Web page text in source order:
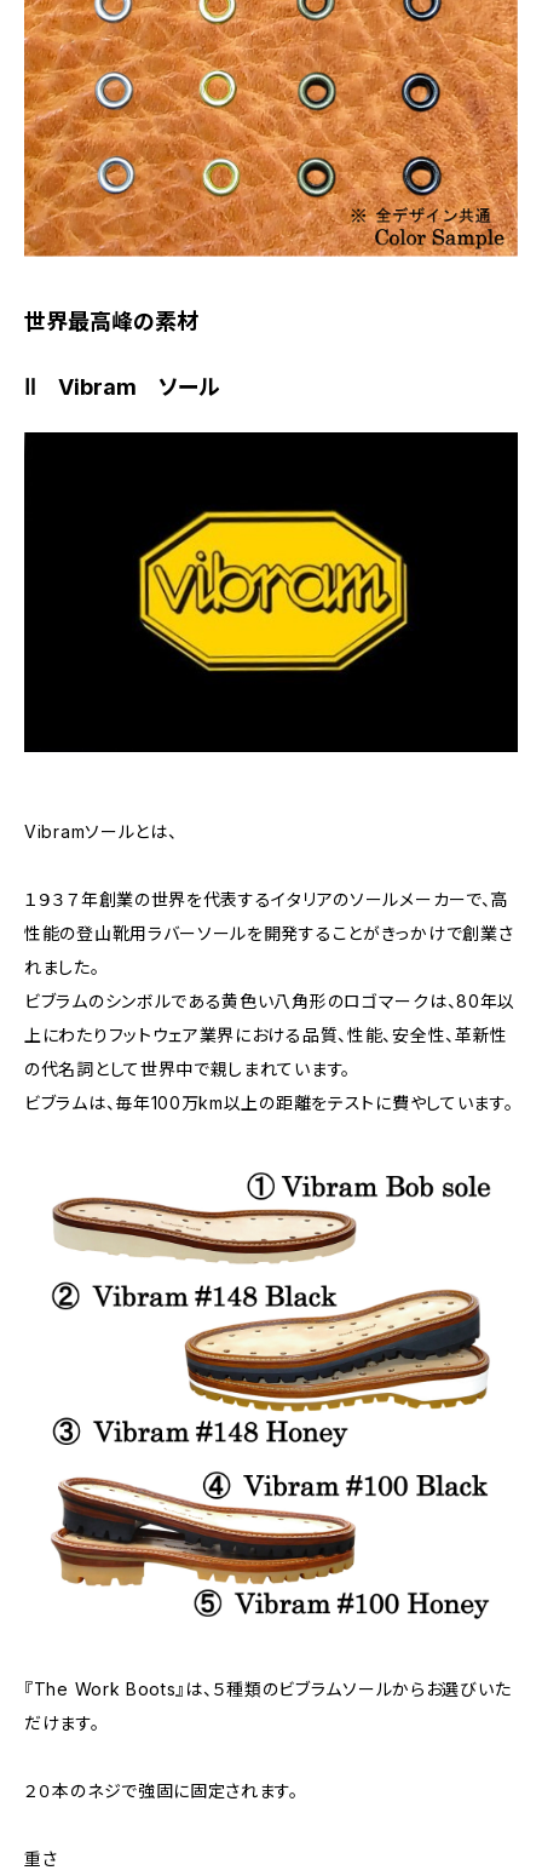
世界最高峰の素材
Ⅱ Vibram ソール
Vibramソールとは、
１９３７年創業の世界を代表するイタリアのソールメーカーで、高
性能の登山靴用ラバーソールを開発することがきっかけで創業さ
れました。
ビブラムのシンボルである黄色い八角形のロゴマークは、80年以
上にわたりフットウェア業界における品質、性能、安全性、革新性
の代名詞として世界中で親しまれています。
ビブラムは、毎年100万km以上の距離をテストに費やしています。
『The Work Boots』は、５種類のビブラムソールからお選びいた
だけます。
２０本のネジで強固に固定されます。
重さ